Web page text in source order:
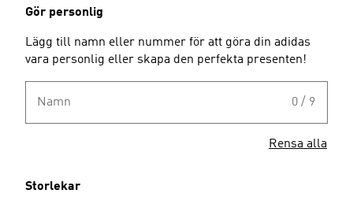
Gör personlig
Lägg till namn eller nummer för att göra din adidas
vara personlig eller skapa den perfekta presenten!
Namn 0 / 9
Rensa alla
Storlekar